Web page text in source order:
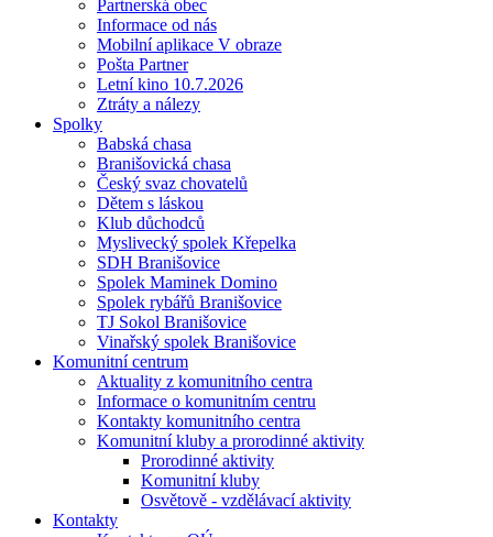
Partnerská obec
Informace od nás
Mobilní aplikace V obraze
Pošta Partner
Letní kino 10.7.2026
Ztráty a nálezy
Spolky
Babská chasa
Branišovická chasa
Český svaz chovatelů
Dětem s láskou
Klub důchodců
Myslivecký spolek Křepelka
SDH Branišovice
Spolek Maminek Domino
Spolek rybářů Branišovice
TJ Sokol Branišovice
Vinařský spolek Branišovice
Komunitní centrum
Aktuality z komunitního centra
Informace o komunitním centru
Kontakty komunitního centra
Komunitní kluby a prorodinné aktivity
Prorodinné aktivity
Komunitní kluby
Osvětově - vzdělávací aktivity
Kontakty